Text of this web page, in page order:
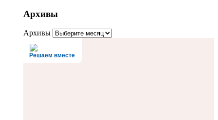
Архивы
Архивы
Решаем вместе